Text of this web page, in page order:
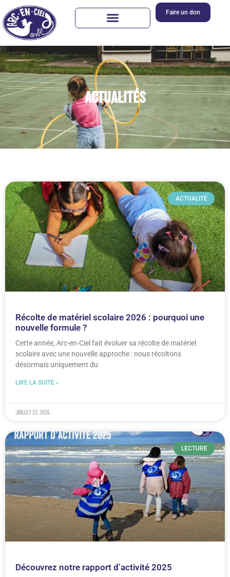
Faire un don
Actualités
ACTUALITÉ
Récolte de matériel scolaire 2026 : pourquoi une
nouvelle formule ?
Cette année, Arc-en-Ciel fait évoluer sa récolte de matériel
scolaire avec une nouvelle approche : nous récoltons
désormais uniquement du
LIRE LA SUITE »
juillet 22, 2026
LECTURE
Découvrez notre rapport d’activité 2025